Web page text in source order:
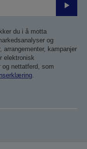
Send
du i å motta
og
arrangementer, kampanjer
elektronisk
og nettatferd, som
.